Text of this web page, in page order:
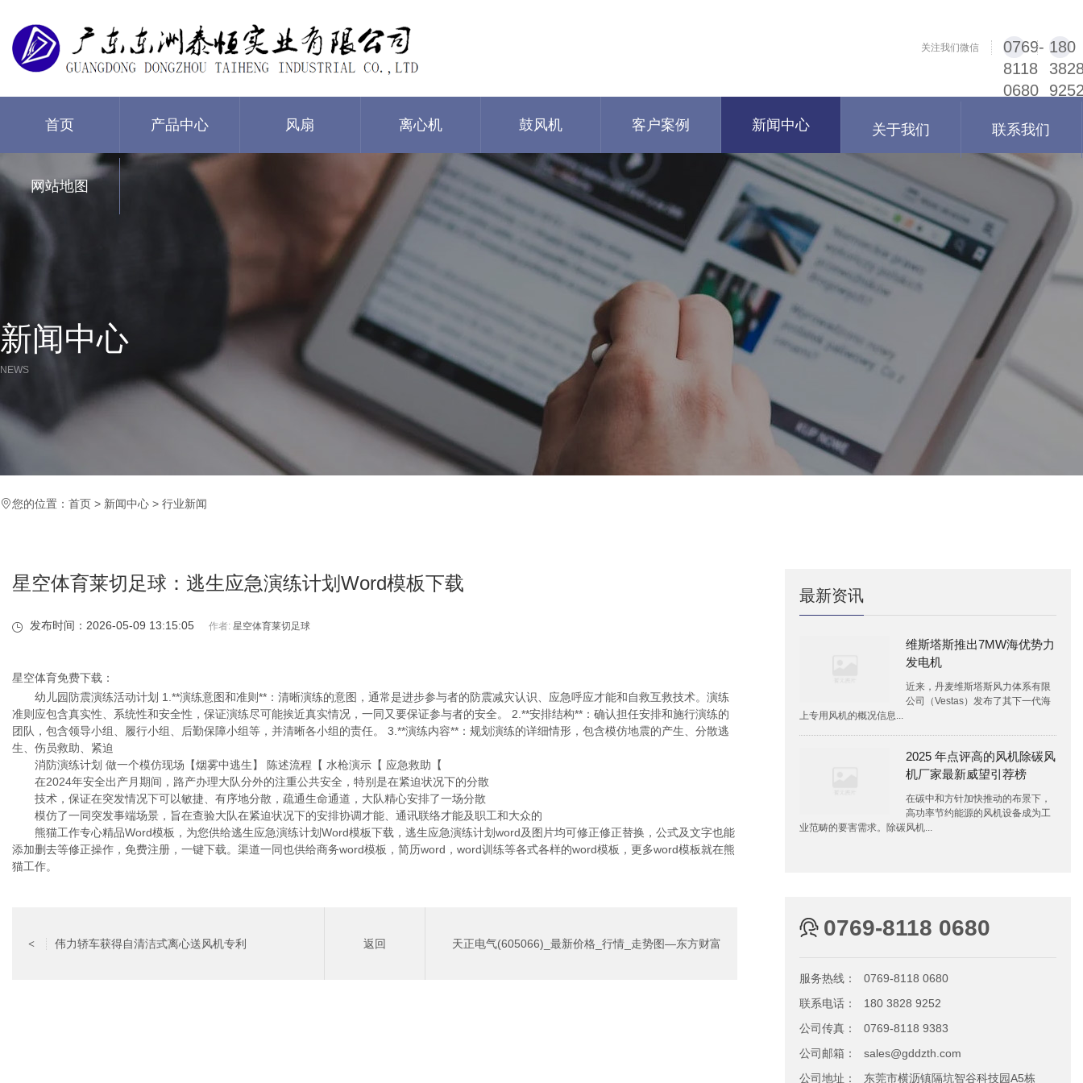
关注我们微信
0769-
8118
0680
180
首页 产品中心 风扇 离心机 鼓风机 客户案例 新闻中心 关于我们 联系我们
网站地图
新闻中心
NEWS
您的位置： 首页 > 新闻中心 > 行业新闻
星空体育莱切足球：逃生应急演练计划Word模板下载
发布时间：2026-05-09 13:15:05 作者: 星空体育莱切足球
星空体育免费下载：
幼儿园防震演练活动计划 1.**演练意图和准则**：清晰演练的意图，通常是进步参与者的防震减灾认识、应急呼应才能和自救互救技术。演练
准则应包含真实性、系统性和安全性，保证演练尽可能挨近真实情况，一同又要保证参与者的安全。 2.**安排结构**：确认担任安排和施行演练的
团队，包含领导小组、履行小组、后勤保障小组等，并清晰各小组的责任。 3.**演练内容**：规划演练的详细情形，包含模仿地震的产生、分散逃
生、伤员救助、紧迫
消防演练计划 做一个模仿现场【烟雾中逃生】 陈述流程【 水枪演示【 应急救助【
在2024年安全出产月期间，路产办理大队分外的注重公共安全，特别是在紧迫状况下的分散
技术，保证在突发情况下可以敏捷、有序地分散，疏通生命通道，大队精心安排了一场分散
模仿了一同突发事端场景，旨在查验大队在紧迫状况下的安排协调才能、通讯联络才能及职工和大众的
熊猫工作专心精品Word模板，为您供给逃生应急演练计划Word模板下载，逃生应急演练计划word及图片均可修正修正替换，公式及文字也能
添加删去等修正操作，免费注册，一键下载。渠道一同也供给商务word模板，简历word，word训练等各式各样的word模板，更多word模板就在熊
猫工作。
< 伟力轿车获得自清洁式离心送风机专利 天正电气(605066)_最新价格_行情_走势图—东方财富
返回
最新资讯
维斯塔斯推出7MW海优势力
发电机
近来，丹麦维斯塔斯风力体系有限
公司（Vestas）发布了其下一代海
上专用风机的概况信息...
2025 年点评高的风机除碳风
机厂家最新威望引荐榜
在碳中和方针加快推动的布景下，
高功率节约能源的风机设备成为工
业范畴的要害需求。除碳风机...
0769-8118 0680
服务热线：
0769-8118 0680
联系电话：
180 3828 9252
公司传真：
0769-8118 9383
公司邮箱：
sales@gddzth.com
公司地址：
东莞市横沥镇隔坑智谷科技园A5栋